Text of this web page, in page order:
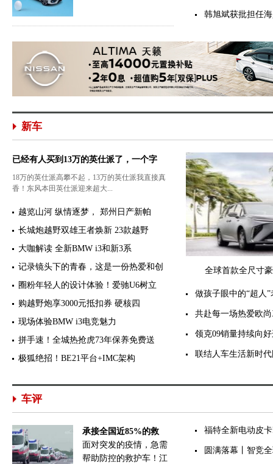
韩旭斌获批担任
新车
已经有人买到13万的英仕派了，一个字
18万的英仕派高攀不起，13万的英仕派我直接真
香！东风本田英仕派迎来超大...
越览山河 纵情逐梦， 郑州日产新帕
长城炮越野双雄王者焕新 23款越野
大咖解读 全新BMW i3和新3系
记录镜头下的青春，这是一份热爱和创
圈粉年轻人的设计体验！爱驰U6树立
购越野炮享3000元抵扣券 硬核四
现场体验BMW i3电竞魅力
拼手速！全城热抢虎73年保养免费送
极狐绝招！BE21平台+IMC架构
全球首款全尺寸
做孩子眼中的“超人
共赴每一场热爱欧
领克09销量持续向
联结人车生活新时
车评
承接全国近85%的救
面对突发的疫情，急需
帮助防控的救护车！江
福特全新电动皮
圆满落幕丨智竞